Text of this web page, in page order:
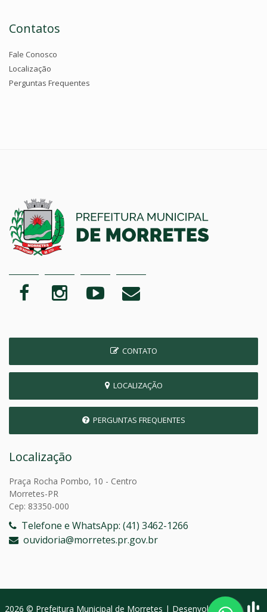
Contatos
Fale Conosco
Localização
Perguntas Frequentes
CONTATO
LOCALIZAÇÃO
PERGUNTAS FREQUENTES
Localização
Praça Rocha Pombo, 10 - Centro
Morretes-PR
Cep: 83350-000
Telefone e WhatsApp: (41) 3462-1266
ouvidoria@morretes.pr.gov.br
2026 © Prefeitura Municipal de Morretes | Desenvolvido por: